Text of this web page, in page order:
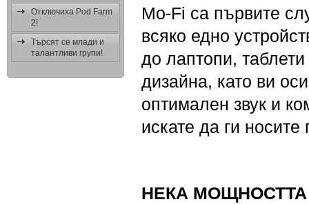
Отключиха Pod Farm
2!
Търсят се млади и
талантливи групи!
Mo-Fi са първите
всяко едно
до лаптопи,
дизайна, като ви
оптимален звук и
искате да ги носите
НЕКА